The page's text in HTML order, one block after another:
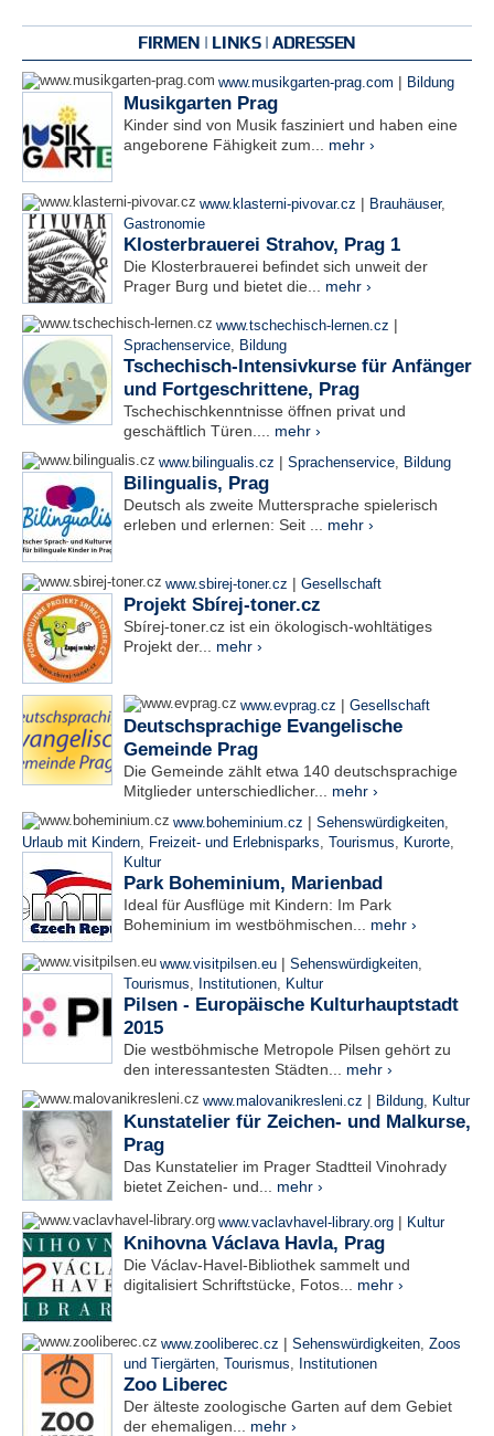
FIRMEN | LINKS | ADRESSEN
www.musikgarten-prag.com | Bildung
Musikgarten Prag
Kinder sind von Musik fasziniert und haben eine
angeborene Fähigkeit zum... mehr ›
www.klasterni-pivovar.cz | Brauhäuser,
Gastronomie
Klosterbrauerei Strahov, Prag 1
Die Klosterbrauerei befindet sich unweit der
Prager Burg und bietet die... mehr ›
www.tschechisch-lernen.cz |
Sprachenservice, Bildung
Tschechisch-Intensivkurse für Anfänger
und Fortgeschrittene, Prag
Tschechischkenntnisse öffnen privat und
geschäftlich Türen.... mehr ›
www.bilingualis.cz | Sprachenservice, Bildung
Bilingualis, Prag
Deutsch als zweite Muttersprache spielerisch
erleben und erlernen: Seit ... mehr ›
www.sbirej-toner.cz | Gesellschaft
Projekt Sbírej-toner.cz
Sbírej-toner.cz ist ein ökologisch-wohltätiges
Projekt der... mehr ›
www.evprag.cz | Gesellschaft
Deutschsprachige Evangelische
Gemeinde Prag
Die Gemeinde zählt etwa 140 deutschsprachige
Mitglieder unterschiedlicher... mehr ›
www.boheminium.cz | Sehenswürdigkeiten,
Urlaub mit Kindern, Freizeit- und Erlebnisparks, Tourismus, Kurorte,
Kultur
Park Boheminium, Marienbad
Ideal für Ausflüge mit Kindern: Im Park
Boheminium im westböhmischen... mehr ›
www.visitpilsen.eu | Sehenswürdigkeiten,
Tourismus, Institutionen, Kultur
Pilsen - Europäische Kulturhauptstadt
2015
Die westböhmische Metropole Pilsen gehört zu
den interessantesten Städten... mehr ›
www.malovanikresleni.cz | Bildung, Kultur
Kunstatelier für Zeichen- und Malkurse,
Prag
Das Kunstatelier im Prager Stadtteil Vinohrady
bietet Zeichen- und... mehr ›
www.vaclavhavel-library.org | Kultur
Knihovna Václava Havla, Prag
Die Václav-Havel-Bibliothek sammelt und
digitalisiert Schriftstücke, Fotos... mehr ›
www.zooliberec.cz | Sehenswürdigkeiten, Zoos
und Tiergärten, Tourismus, Institutionen
Zoo Liberec
Der älteste zoologische Garten auf dem Gebiet
der ehemaligen... mehr ›